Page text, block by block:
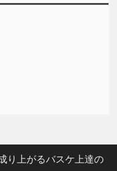
り上がるバスケ上達の